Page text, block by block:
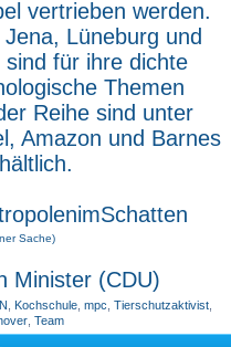
vertrieben werden.
Lüneburg und
für ihre dichte
Themen
Reihe sind unter
Amazon und Barnes
Sache)
Minister (CDU)
Kochschule mpc Tierschutzaktivist
Team